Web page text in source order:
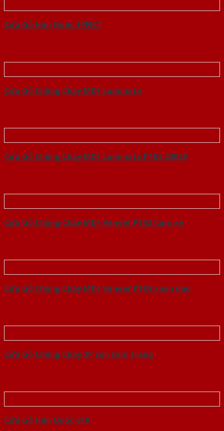
Cửa Gỗ Hàn Quốc 1PNC1
Cửa Gỗ Chống Cháy MDF Laminate
Cửa Gỗ Chống Cháy MDF Laminate P1R2 23029
Cửa Gỗ Chống Cháy MDF Veneer P1R2 Cam xe
Cửa Gỗ Chống Cháy MDF Veneer P1R5 xoan dao
Cửa Gỗ Chống Cháy 2P son xam trang
Cửa Gỗ Hàn Quốc 019